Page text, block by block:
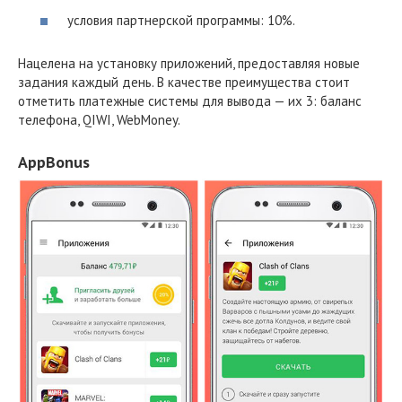
условия партнерской программы: 10%.
Нацелена на установку приложений, предоставляя новые
задания каждый день. В качестве преимущества стоит
отметить платежные системы для вывода — их 3: баланс
телефона, QIWI, WebMoney.
AppBonus